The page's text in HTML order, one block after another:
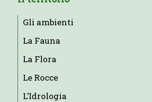
Gli ambienti
La Fauna
La Flora
Le Rocce
L’Idrologia